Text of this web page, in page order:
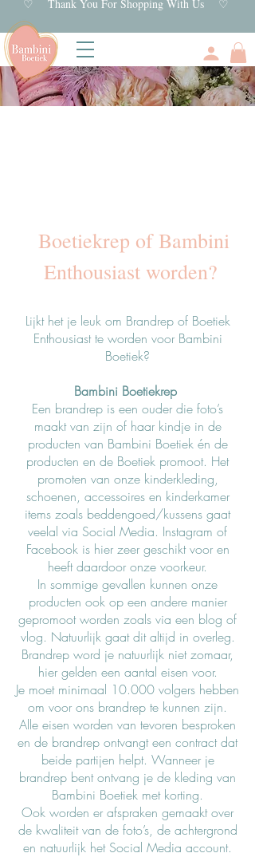
♡ Thank You For Shopping With Us ♡
Boetiekrep of Bambini
Enthousiast worden?
Lijkt het je leuk om Brandrep of Boetiek
Enthousiast te worden voor Bambini
Boetiek?
Bambini Boetiekrep
Een brandrep is een ouder die foto’s
maakt van zijn of haar kindje in de
producten van Bambini Boetiek én de
producten en de Boetiek promoot. Het
promoten van onze kinderkleding,
schoenen, accessoires en kinderkamer
items zoals beddengoed/kussens gaat
veelal via Social Media. Instagram of
Facebook is hier zeer geschikt voor en
heeft daardoor onze voorkeur.
In sommige gevallen kunnen onze
producten ook op een andere manier
gepromoot worden zoals via een blog of
vlog. Natuurlijk gaat dit altijd in overleg.
Brandrep word je natuurlijk niet zomaar,
hier gelden een aantal eisen voor.
Je moet minimaal 10.000 volgers hebben
om voor ons brandrep te kunnen zijn.
Alle eisen worden van tevoren besproken
en de brandrep ontvangt een contract dat
beide partijen helpt. Wanneer je
brandrep bent ontvang je de kleding van
Bambini Boetiek met korting.
Ook worden er afspraken gemaakt over
de kwaliteit van de foto’s, de achtergrond
en natuurlijk het Social Media account.